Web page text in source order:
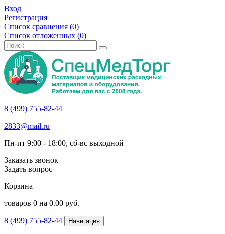
Вход
Регистрация
Список сравнения (0)
Список отложенных (0)
8 (499) 755-82-44
2833@mail.ru
Пн-пт 9:00 - 18:00, сб-вс выходной
Заказать звонок
Задать вопрос
Корзина
товаров 0 на 0.00 руб.
8 (499) 755-82-44 Навигация